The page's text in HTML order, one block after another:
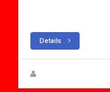
Details